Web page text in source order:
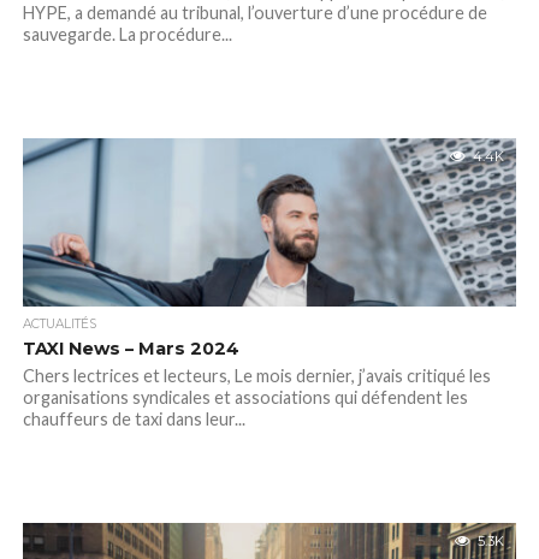
HYPE, a demandé au tribunal, l’ouverture d’une procédure de
sauvegarde. La procédure...
4.4K
ACTUALITÉS
TAXI News – Mars 2024
Chers lectrices et lecteurs, Le mois dernier, j’avais critiqué les
organisations syndicales et associations qui défendent les
chauffeurs de taxi dans leur...
5.3K